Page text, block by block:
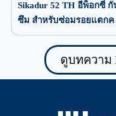
Sikadur 52 TH อีพ็อกซี่ กั
ซึม สำหรับซ่อมรอยแตกค
นกรีต
ดูบทความ